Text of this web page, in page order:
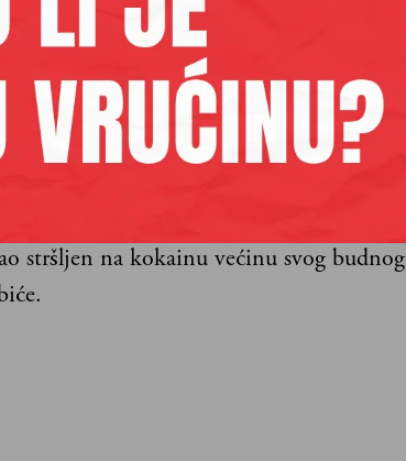
ako znamo da je, evoluciono
i vrsta koje bi se popele na narednu
adaptacije, onda ni ovo ponašanje
glavu, pa je li tako?
da lupam glavu, jeste upravo gomila
ambicije, svih tih poruka da si, ako
stršljen na kokainu većinu svog budnog